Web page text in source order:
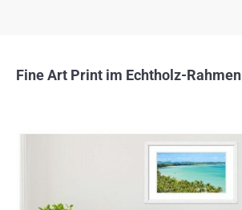
Fine Art Print im Echtholz-Rahmen